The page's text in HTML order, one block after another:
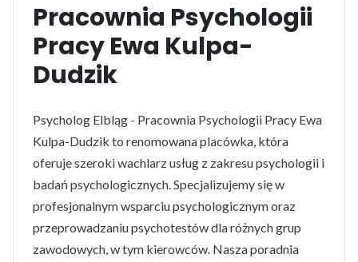
Pracownia Psychologii
Pracy Ewa Kulpa-
Dudzik
Psycholog Elbląg - Pracownia Psychologii Pracy Ewa
Kulpa-Dudzik to renomowana placówka, która
oferuje szeroki wachlarz usług z zakresu psychologii i
badań psychologicznych. Specjalizujemy się w
profesjonalnym wsparciu psychologicznym oraz
przeprowadzaniu psychotestów dla różnych grup
zawodowych, w tym kierowców. Nasza poradnia